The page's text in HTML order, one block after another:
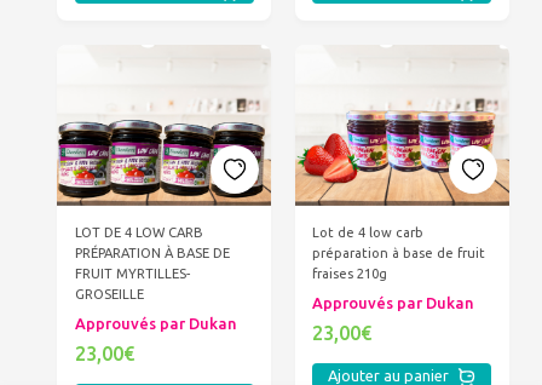
LOT DE 4 LOW CARB
PRÉPARATION À BASE DE
FRUIT MYRTILLES-
GROSEILLE
Approuvés par Dukan
23,00€
Lot de 4 low carb
préparation à base de fruit
fraises 210g
Approuvés par Dukan
23,00€
Ajouter au panier